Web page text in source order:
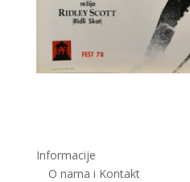
Informacije
O nama i Kontakt